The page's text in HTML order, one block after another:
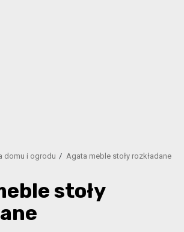
domu i ogrodu Agata meble stoły rozkładane
stoły